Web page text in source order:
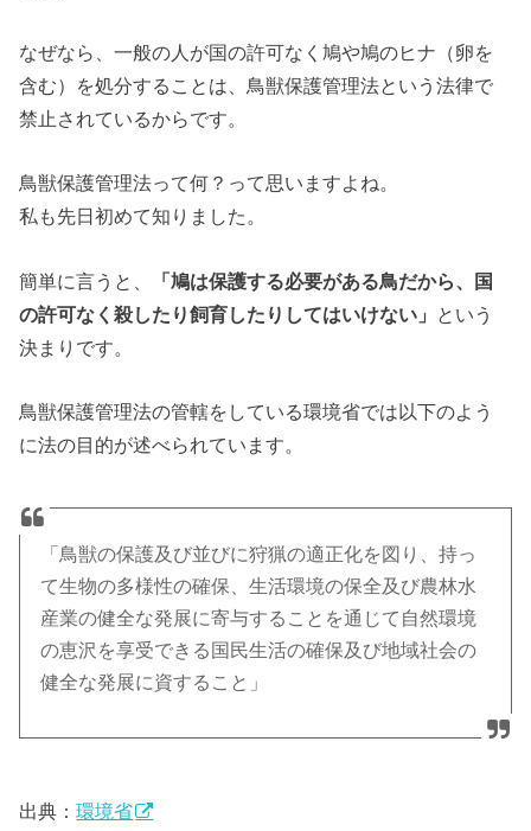
なぜなら、一般の人が国の許可なく鳩や鳩のヒナ（卵を
含む）を処分することは、鳥獣保護管理法という法律で
禁止されているからです。
鳥獣保護管理法って何？って思いますよね。
私も先日初めて知りました。
簡単に言うと、
「鳩は保護する必要がある鳥だから、国
の許可なく殺したり飼育したりしてはいけない」
という
決まりです。
鳥獣保護管理法の管轄をしている環境省では以下のよう
に法の目的が述べられています。
「鳥獣の保護及び並びに狩猟の適正化を図り、持っ
て生物の多様性の確保、生活環境の保全及び農林水
産業の健全な発展に寄与することを通じて自然環境
の恵沢を享受できる国民生活の確保及び地域社会の
健全な発展に資すること」
出典：環境省